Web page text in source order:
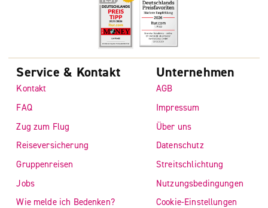
Service & Kontakt
Kontakt
FAQ
Zug zum Flug
Reiseversicherung
Gruppenreisen
Jobs
Wie melde ich Bedenken?
Unternehmen
AGB
Impressum
Über uns
Datenschutz
Streitschlichtung
Nutzungsbedingungen
Cookie-Einstellungen